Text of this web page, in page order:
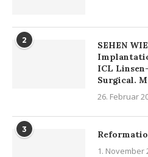
2
SEHEN
ICL
Surgical.
26. Februar
3
1. November